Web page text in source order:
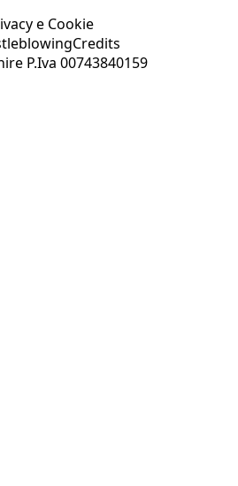
e Cookie
Credits
P.Iva 00743840159